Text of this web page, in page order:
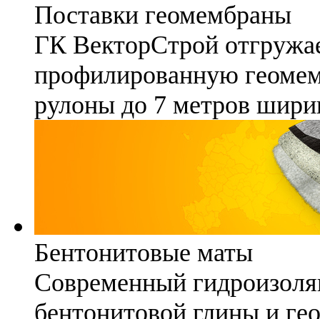
Поставки геомембраны
ГК ВекторСтрой
профилированную
рулоны до 7 метров
Бентонитовые маты
Современный
бентонитовой глины и